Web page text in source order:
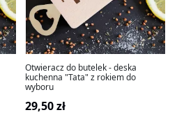
Otwieracz do butelek - deska
kuchenna "Tata" z rokiem do
wyboru
29,50 zł